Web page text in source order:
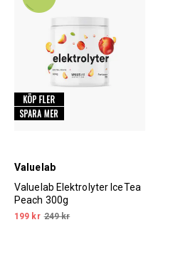
Valuelab
Valuelab Elektrolyter IceTea
Peach 300g
199 kr 249 kr